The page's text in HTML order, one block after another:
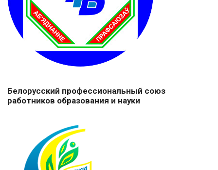
Белорусский профессиональный союз
работников образования и науки